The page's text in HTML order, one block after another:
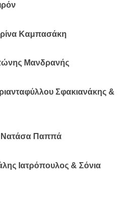
Καμπασάκη
Μανδρανής
Σφακιανάκης &
Νατάσα Παππά
Ιατρόπουλος & Σόνια